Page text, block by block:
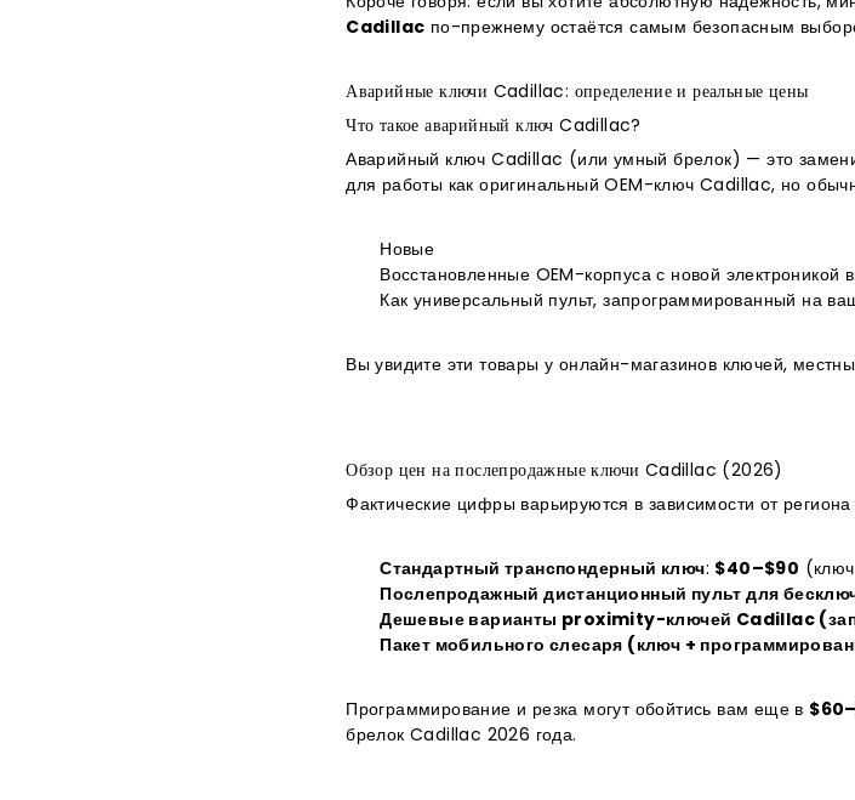
Cadillac по-прежнему остаётся самым безопасным
Аварийные ключи Cadillac: определение и реальные цены
Что такое аварийный ключ Cadillac?
Аварийный ключ Cadillac (или умный брелок) — это
для работы как оригинальный OEM-ключ Cadillac, но
Новые
Восстановленные OEM-корпуса с новой электроникой
Как универсальный пульт, запрограммированный на
Вы увидите эти товары у онлайн-магазинов ключей,
Обзор цен на послепродажные ключи Cadillac (2026)
Фактические цифры варьируются в зависимости от
Стандартный транспондерный ключ: $40–$90
Послепродажный дистанционный пульт для
Дешевые варианты proximity-ключей Cadillac
Пакет мобильного слесаря (ключ +
Программирование и резка могут обойтись вам еще в
брелок Cadillac 2026 года.